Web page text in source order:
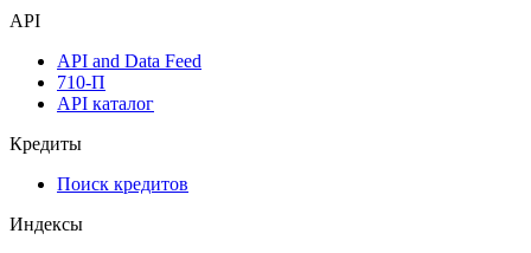
API
API and Data Feed
710-П
API каталог
Кредиты
Поиск кредитов
Индексы